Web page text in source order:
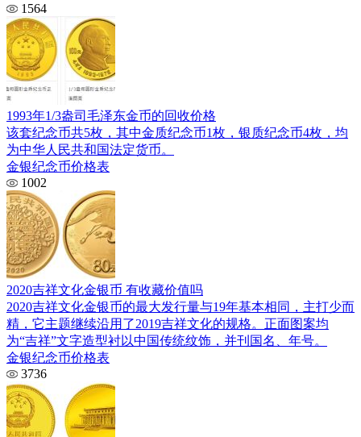
1564
1993年1/3盎司毛泽东金币的回收价格
该套纪念币共5枚，其中金质纪念币1枚，银质纪念币4枚，均
为中华人民共和国法定货币。
金银纪念币价格表
1002
2020吉祥文化金银币 有收藏价值吗
2020吉祥文化金银币的最大发行量与19年基本相同，主打少而
精，它主题继续沿用了2019吉祥文化的规格。正面图案均
为“吉祥”文字造型衬以中国传统纹饰，并刊国名、年号。
金银纪念币价格表
3736